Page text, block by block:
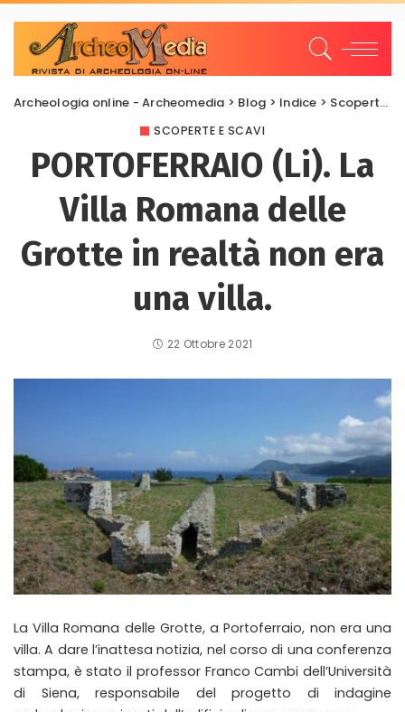
Archeologia online - Archeomedia > Blog > Indice > Scoperte e scavi
SCOPERTE E SCAVI
PORTOFERRAIO (Li). La
Villa Romana delle
Grotte in realtà non era
una villa.
22 Ottobre 2021
La Villa Romana delle Grotte, a Portoferraio, non era una
villa. A dare l’inattesa notizia, nel corso di una conferenza
stampa, è stato il professor Franco Cambi dell’Università
di Siena, responsabile del progetto di indagine